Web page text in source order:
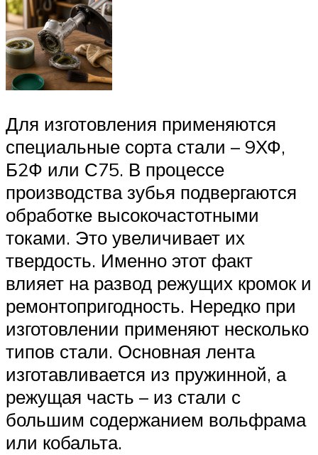
Для изготовления применяются
специальные сорта стали – 9ХФ,
Б2Ф или С75. В процессе
производства зубья подвергаются
обработке высокочастотными
токами. Это увеличивает их
твердость. Именно этот факт
влияет на развод режущих кромок и
ремонтопригодность. Нередко при
изготовлении применяют несколько
типов стали. Основная лента
изготавливается из пружинной, а
режущая часть – из стали с
большим содержанием вольфрама
или кобальта.